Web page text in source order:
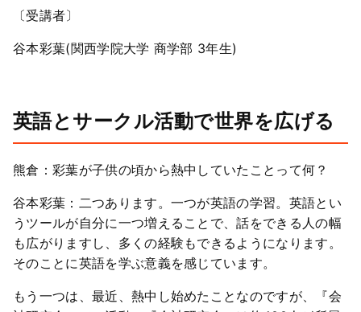
〔受講者〕
谷本彩葉(関西学院大学 商学部 3年生)
英語とサークル活動で世界を広げる
熊倉：彩葉が子供の頃から熱中していたことって何？
谷本彩葉：二つあります。一つが英語の学習。英語とい
うツールが自分に一つ増えることで、話をできる人の幅
も広がりますし、多くの経験もできるようになります。
そのことに英語を学ぶ意義を感じています。
もう一つは、最近、熱中し始めたことなのですが、『会